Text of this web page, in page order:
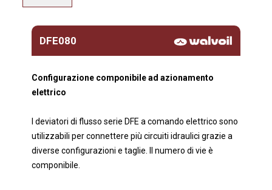
DFE080
Configurazione componibile ad azionamento
elettrico
I deviatori di flusso serie DFE a comando elettrico sono
utilizzabili per connettere più circuiti idraulici grazie a
diverse configurazioni e taglie. Il numero di vie è
componibile.